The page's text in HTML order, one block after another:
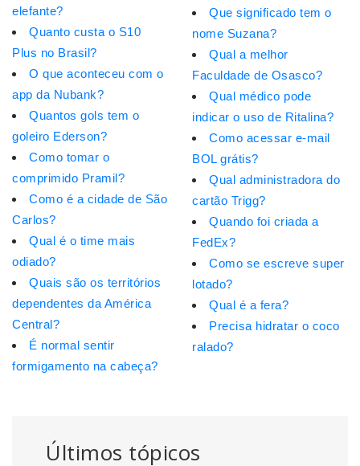
Últimos tópicos
elefante?
Quanto custa o S10
Plus no Brasil?
O que aconteceu com o
app da Nubank?
Quantos gols tem o
goleiro Ederson?
Como tomar o
comprimido Pramil?
Como é a cidade de São
Carlos?
Qual é o time mais
odiado?
Quais são os territórios
dependentes da América
Central?
É normal sentir
formigamento na cabeça?
Que significado tem o
nome Suzana?
Qual a melhor
Faculdade de Osasco?
Qual médico pode
indicar o uso de Ritalina?
Como acessar e-mail
BOL grátis?
Qual administradora do
cartão Trigg?
Quando foi criada a
FedEx?
Como se escreve super
lotado?
Qual é a fera?
Precisa hidratar o coco
ralado?